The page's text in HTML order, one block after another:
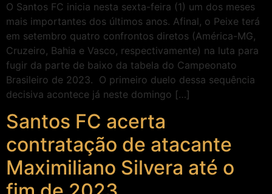
O Santos FC inicia nesta sexta-feira (1) um dos meses
mais importantes dos últimos anos. Afinal, o Peixe terá
em setembro quatro confrontos diretos (América-MG,
Cruzeiro, Bahia e Vasco, respectivamente) na luta para
fugir da parte de baixo da tabela do Campeonato
Brasileiro de 2023. O primeiro duelo dessa sequência
decisiva acontece já neste domingo […]
Santos FC acerta
contratação de atacante
Maximiliano Silvera até o